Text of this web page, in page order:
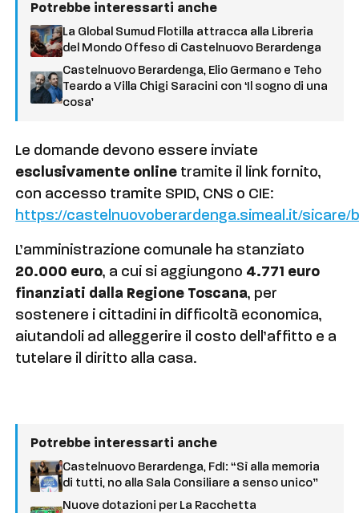
Potrebbe interessarti anche
La Global Sumud Flotilla attracca alla Libreria
del Mondo Offeso di Castelnuovo Berardenga
Castelnuovo Berardenga, Elio Germano e Teho
Teardo a Villa Chigi Saracini con ‘Il sogno di una
cosa’
Le domande devono essere inviate
esclusivamente online tramite il link fornito,
con accesso tramite SPID, CNS o CIE:
https://castelnuovoberardenga.simeal.it/sicare/
L’amministrazione comunale ha stanziato
20.000 euro, a cui si aggiungono 4.771 euro
finanziati dalla Regione Toscana, per
sostenere i cittadini in difficoltà economica,
aiutandoli ad alleggerire il costo dell’affitto e a
tutelare il diritto alla casa.
Potrebbe interessarti anche
Castelnuovo Berardenga, FdI: “Sì alla memoria
di tutti, no alla Sala Consiliare a senso unico”
Nuove dotazioni per La Racchetta